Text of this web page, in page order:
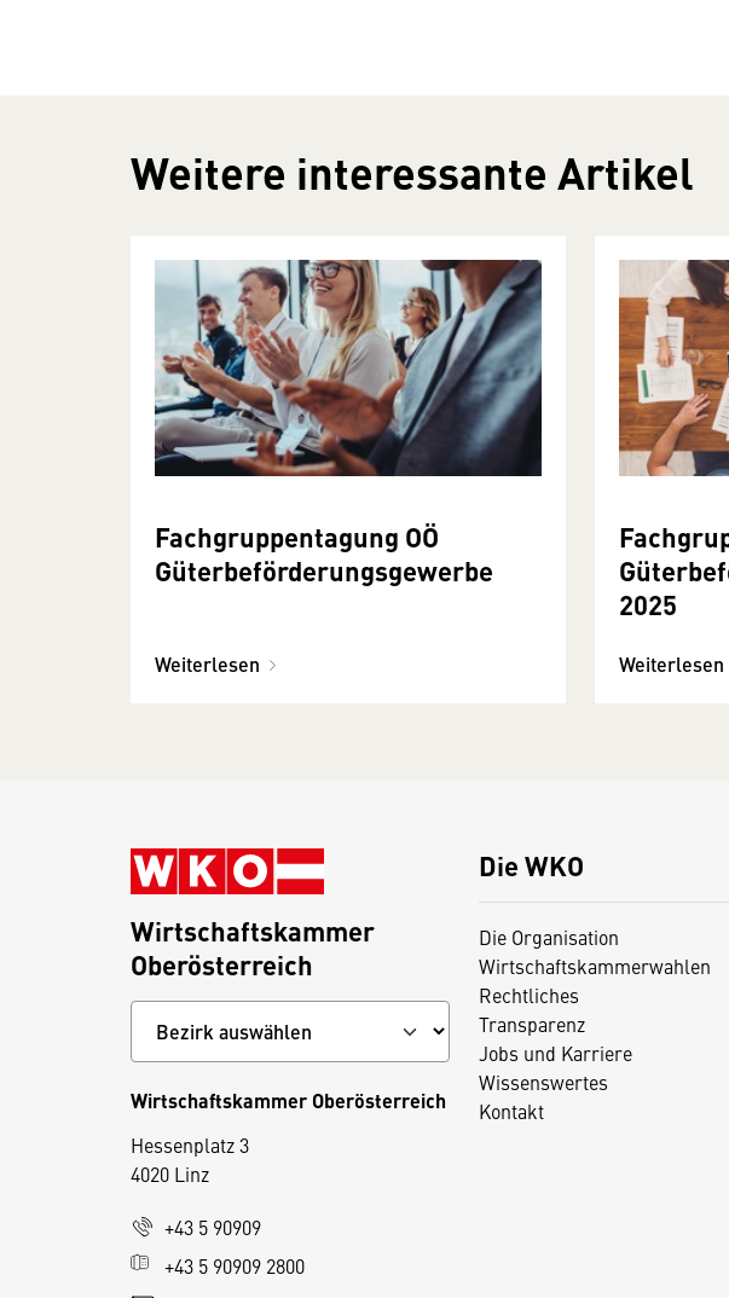
Weitere interessante Artikel
Fachgruppentagung OÖ
Güterbeförderungsgewerbe
Weiterlesen
2025
Weiterlesen
Die WKO
Die Organisation
Wirtschaftskammerwahlen
Rechtliches
Transparenz
Jobs und Karriere
Wissenswertes
Kontakt
Wirtschaftskammer
Oberösterreich
Wirtschaftskammer Oberösterreich
Hessenplatz 3
4020 Linz
+43 5 90909
+43 5 90909 2800